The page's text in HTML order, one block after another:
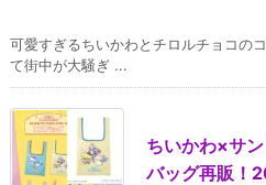
可愛すぎるちいかわとチロルチョコの
て街中が大騒ぎ ...
ちいかわ×サ
バッグ再販！